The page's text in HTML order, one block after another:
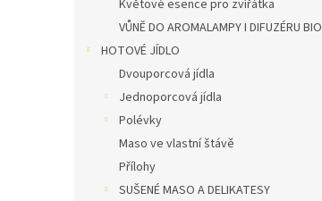
Květové esence pro zvířátka
VŮNĚ DO AROMALAMPY I DIFUZÉRU BIO
HOTOVÉ JÍDLO
Dvouporcová jídla
Jednoporcová jídla
Polévky
Maso ve vlastní štávě
Přílohy
SUŠENÉ MASO A DELIKATESY